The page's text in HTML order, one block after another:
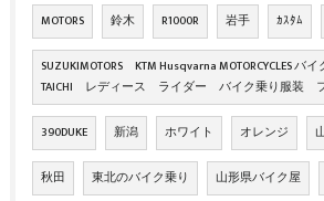
MOTORS 鈴木 R1000R 岩手 ｶｽﾀﾑ
SUZUKIMOTORS KTM Husqvarna MOTORCYCLES
TAICHI レディース ライダー バイク乗り服装
390DUKE 新潟 ホワイト オレンジ
秋田 東北のバイク乗り 山形県バイク屋